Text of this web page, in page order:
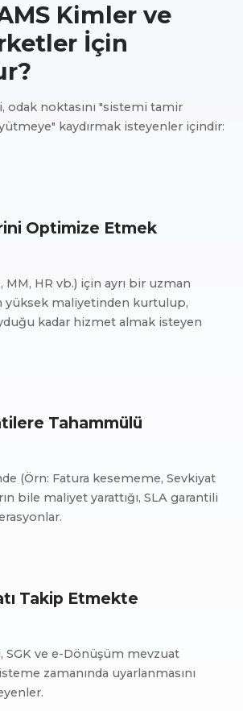
Kimler ve
İçin
odak noktasını "sistemi tamir
kaydırmak isteyenler içindir:
Optimize Etmek
MM, HR vb.) için ayrı bir uzman
yüksek maliyetinden kurtulup,
kadar hizmet almak isteyen
Tahammülü
(Örn: Fatura kesememe, Sevkiyat
bile maliyet yarattığı, SLA garantili
Takip Etmekte
SGK ve e-Dönüşüm mevzuat
zamanında uyarlanmasını